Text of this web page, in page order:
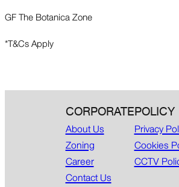
GF The Botanica Zone
*T&Cs Apply
CORPORATE
About Us
Zoning
Career
Contact Us
POLICY
Privacy
Cookies
CCTV